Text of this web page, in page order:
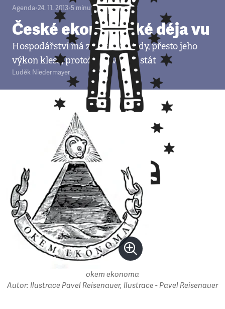
Agenda•24. 11. 2013•5 minut
České ekonomické déja vu
Hospodářství má zdravé základy, přesto jeho
výkon klesá, protože na vině je stát
Luděk Niedermayer
okem ekonoma
Autor: Ilustrace Pavel Reisenauer, Ilustrace - Pavel Reisenauer